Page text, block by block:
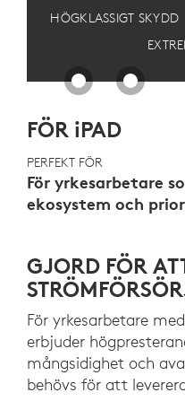
HÖGKLASSIGT SKYDD
FÖR iPAD
PERFEKT FÖR
För yrkesarbetare
ekosystem och
GJORD FÖR
För yrkesarbetare
erbjuder
mångsidighet och
behövs för att